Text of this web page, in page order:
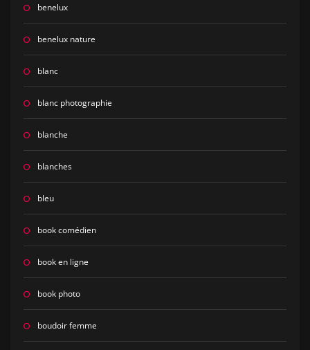
benelux
benelux nature
blanc
blanc photographie
blanche
blanches
bleu
book comédien
book en ligne
book photo
boudoir femme